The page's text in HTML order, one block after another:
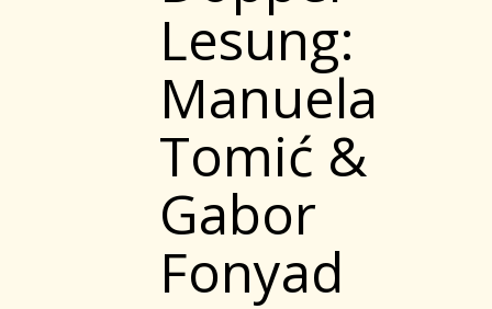
Lesung:
Manuela
Tomić &
Gabor
Fonyad